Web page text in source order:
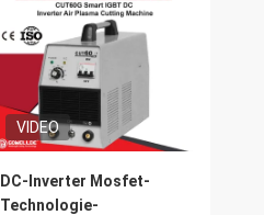
VIDEO
DC-Inverter Mosfet-
Technologie-